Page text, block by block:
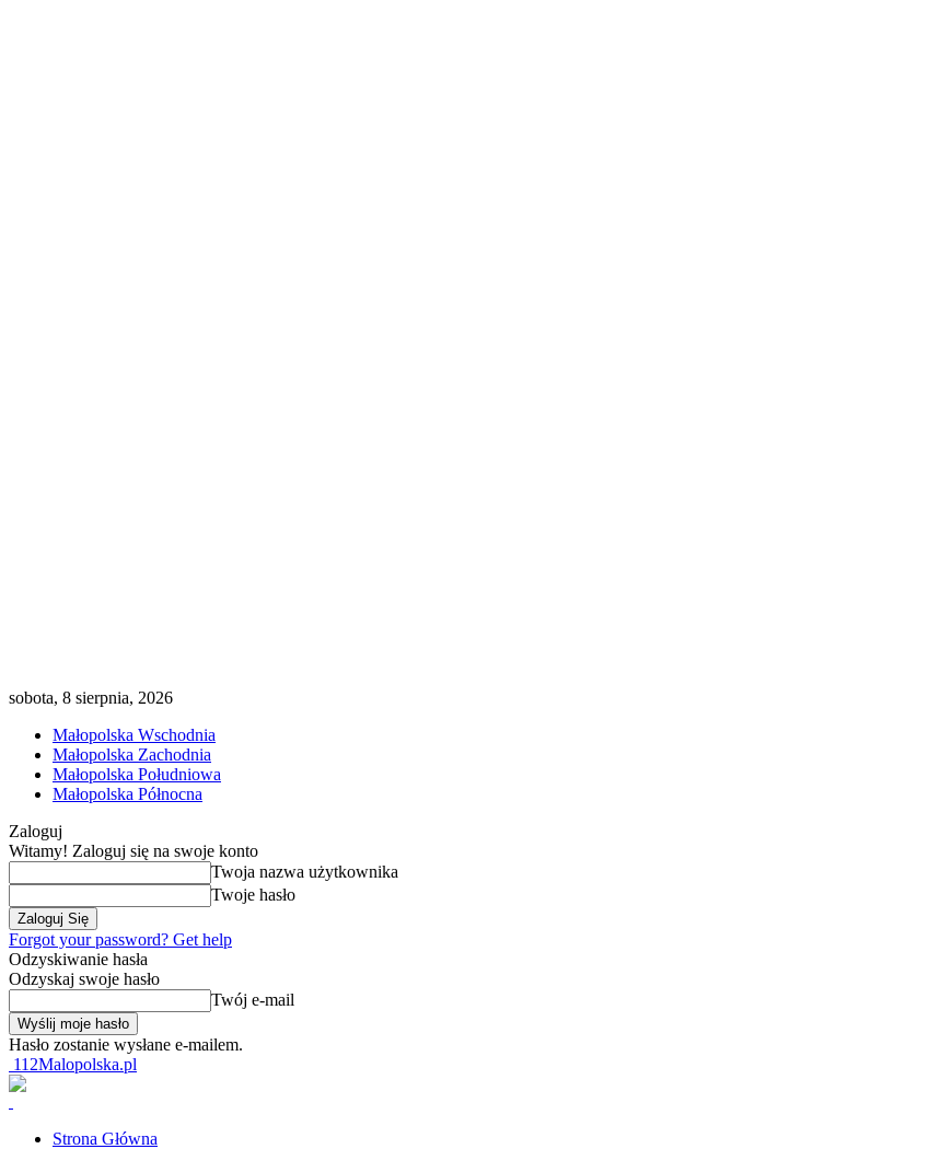
sobota, 8 sierpnia, 2026
Małopolska Wschodnia
Małopolska Zachodnia
Małopolska Południowa
Małopolska Północna
Zaloguj
Witamy! Zaloguj się na swoje konto
Twoja nazwa użytkownika
Twoje hasło
Forgot your password? Get help
Odzyskiwanie hasła
Odzyskaj swoje hasło
Twój e-mail
Hasło zostanie wysłane e-mailem.
112Malopolska.pl
Strona Główna